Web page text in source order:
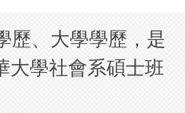
歷、大學學歷，是
大學社會系碩士班